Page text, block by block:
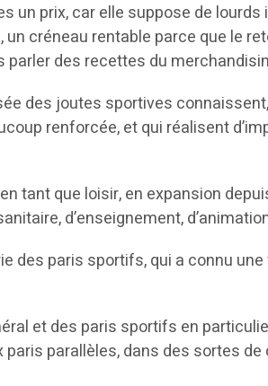
un prix, car elle suppose de
créneau rentable parce que le
des recettes du
des joutes sportives
renforcée, et qui réalisent
tant que loisir, en expansion
d’enseignement,
des paris sportifs, qui a connu
et des paris sportifs en
paris parallèles, dans des